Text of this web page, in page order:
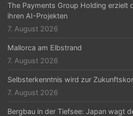
The Payments Group Holding erzielt
ihren AI-Projekten
7. August 2026
Mallorca am Elbstrand
7. August 2026
Selbsterkenntnis wird zur
7. August 2026
Bergbau in der Tiefsee: Japan wagt